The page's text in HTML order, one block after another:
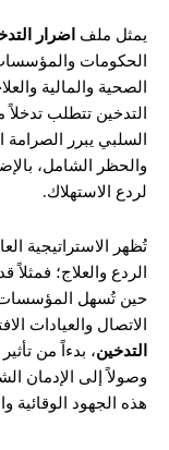
يمثل ملف اضرار
الحكومات
الصحية والمالية
التدخين تتطلب
السلبي يبرر الصرامة
لردع الاستهلاك.
تُظهر الاستراتيجية
الردع والعلاج؛
حين تُسهل المؤسسات
الاتصال والعيادات
التدخين، بدءاً من
وصولاً إلى الإدمان
هذه الجهود الوقائية